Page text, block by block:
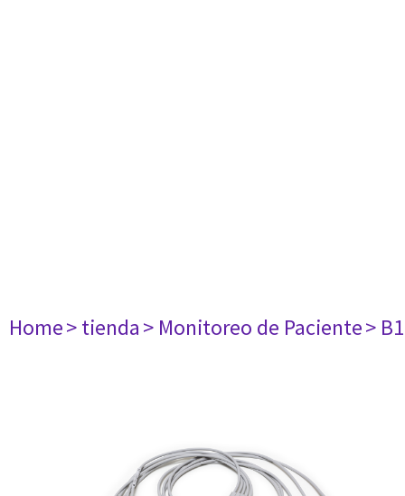
Home> tienda> Monitoreo de Paciente>